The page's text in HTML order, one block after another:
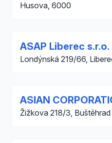
Husova, 6000
ASAP Liberec s.r.o.
Londýnská 219/66,
ASIAN
Žižkova 218/3, Buštěhrad